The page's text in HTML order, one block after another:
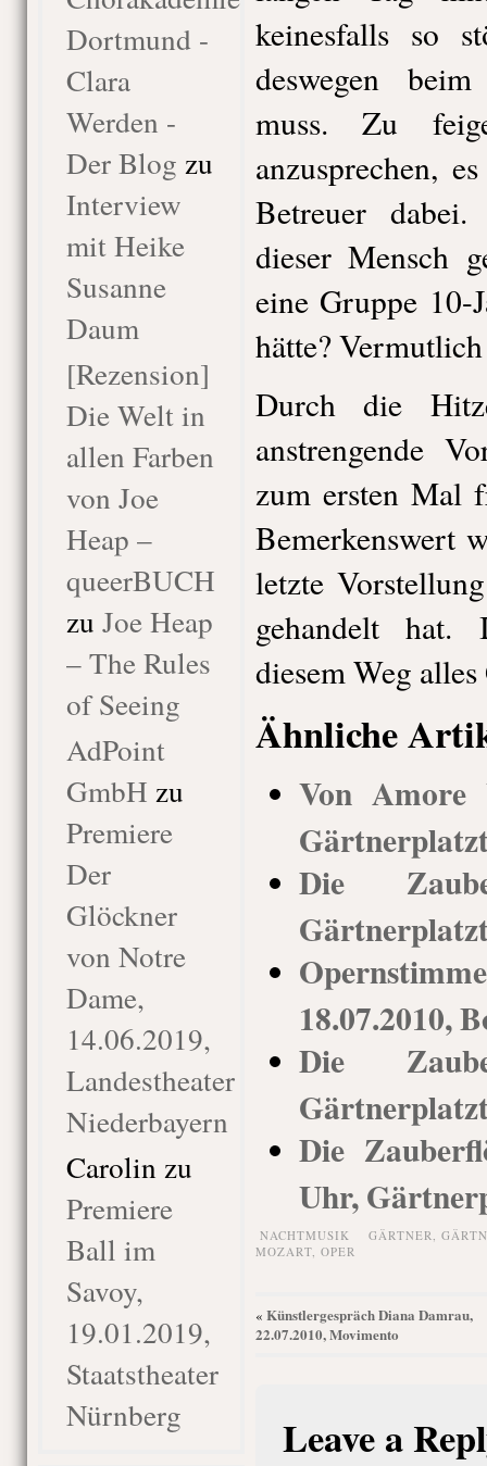
Dortmund -
Clara
Werden -
Der Blog zu
Interview
mit Heike
Susanne
Daum
[Rezension]
Die Welt in
allen Farben
von Joe
Heap –
queerBUCH
zu Joe Heap
– The Rules
of Seeing
AdPoint
GmbH zu
Premiere
Der
Glöckner
von Notre
Dame,
14.06.2019,
Landestheater
Niederbayern
Carolin zu
Premiere
Ball im
Savoy,
19.01.2019,
Staatstheater
Nürnberg
keinesfalls so
deswegen
muss. Zu
anzusprechen,
Betreuer
dieser Mensch
eine Gruppe 10-
hätte?
Durch die
anstrengende
zum ersten Mal
Bemerkenswert
letzte
gehandelt
diesem Weg
Ähnliche
Von Amore
Die
18.07.2010,
Die
Die
Uhr,
NACHTMUSIK GÄRTNER,
MOZART, OPER
« Künstlergespräch Diana Damrau,
22.07.2010, Movimento
Leave a